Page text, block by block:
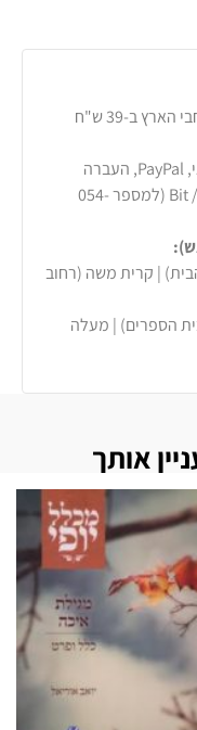
שליח עד הבית לכל רחבי הארץ ב-39 ש"ח
כרטיסי אשראי, PayPal, העברה
בנקאית או באפליקציות Bit / Paybox (למספר 054-
| קרית משה (רחוב
הספרים) | מעלה
אותך